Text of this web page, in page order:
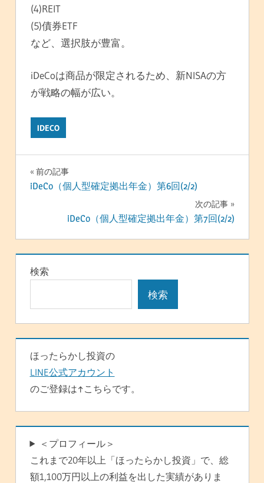
(4)REIT
(5)債券ETF
など、選択肢が豊富。
iDeCoは商品が限定されるため、新NISAの方
が戦略の幅が広い。
IDECO
投
ビ
ゲ
シ
ョ
ン
前の記事
iDeCo（個人型確定拠出年金）第6回(2/2)
次の記事
iDeCo（個人型確定拠出年金）第7回(2/2)
検索
検索
ほったらかし投資の
LINE公式アカウント
のご登録は↑こちらです。
＜プロフィール＞
これまで20年以上「ほったらかし投資」で、総
額1,100万円以上の利益を出した実績がありま